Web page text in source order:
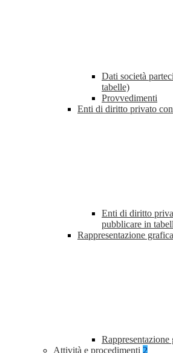
Dati società
tabelle)
Provvedimenti
Enti di diritto privato
Enti di diritto
pubblicare in
Rappresentazione grafica
Rappresentazione
Attività e procedimenti 2